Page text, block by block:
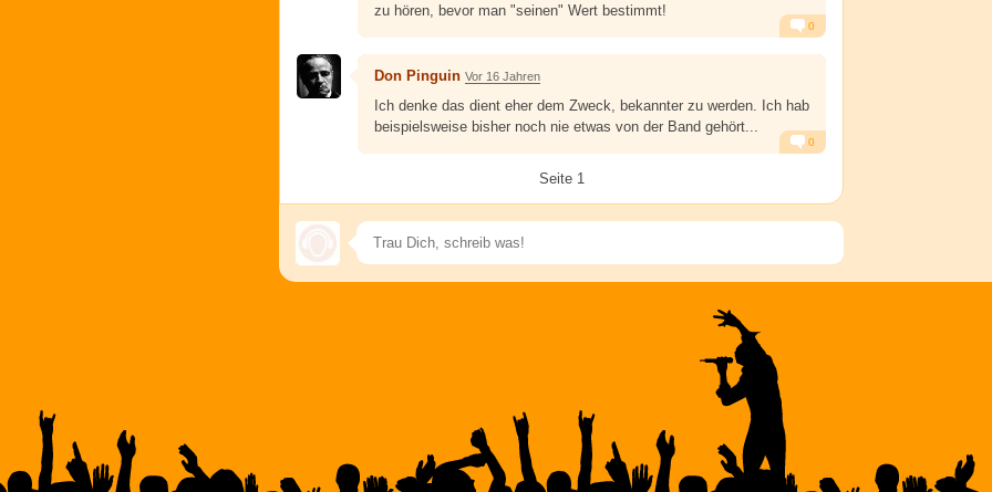
zu hören, bevor man "seinen" Wert bestimmt!
Alarm Antworten
0
Don Pinguin Vor 16 Jahren
Ich denke das dient eher dem Zweck, bekannter zu werden. Ich hab
beispielsweise bisher noch nie etwas von der Band gehört...
0
Seite 1
Speichern